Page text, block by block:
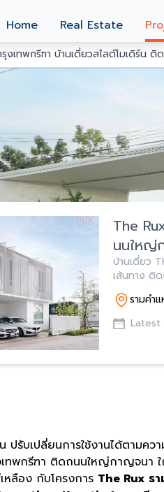
Home Real Estate
งเทพกรีฑา บ้านเดี่ยวสไลต์โมเดิร์น
The
นนใหญ่
บ้านเดี่ยว
เส้นทาง ติดถนนใหญ่
3-4 ห้องน
รามคำ
Latest
ปรับเปลี่ยนการใช้งานได้ตามค
เทพกรีฑา ติดถนนใหญ่กาญจนา
หลือง กับโครงการ The Rux ร